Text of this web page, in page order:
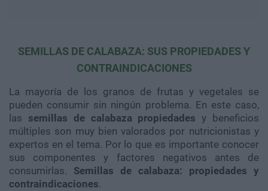
SEMILLAS DE CALABAZA: SUS PROPIEDADES Y
CONTRAINDICACIONES
La mayoría de los granos de frutas y vegetales se
pueden consumir sin ningún problema. En este caso,
las semillas de calabaza propiedades y beneficios
múltiples son muy bien valorados por nutricionistas y
expertos en el tema. Por lo que es importante conocer
sus componentes y factores negativos antes de
consumirlas. Semillas de calabaza: propiedades y
contraindicaciones.